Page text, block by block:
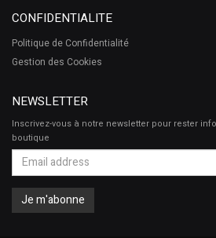
CONFIDENTIALITE
Politique de Confidentialité
Gestion des Cookies
NEWSLETTER
Inscrivez-vous à notre newsletter pour rester
boutique